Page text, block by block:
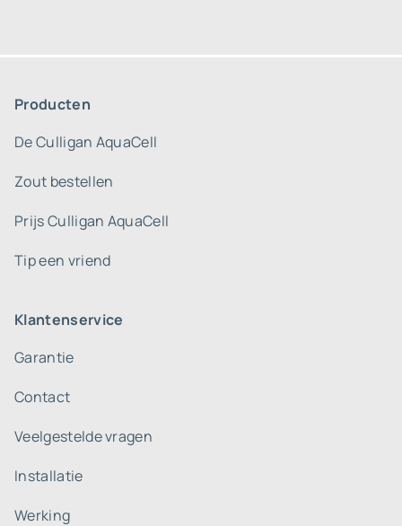
Producten
De Culligan AquaCell
Zout bestellen
Prijs Culligan AquaCell
Tip een vriend
Klantenservice
Garantie
Contact
Veelgestelde vragen
Installatie
Werking